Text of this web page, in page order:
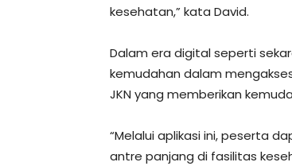
kesehatan,” kata David.
Dalam era digital seperti
kemudahan dalam
JKN yang memberikan
“Melalui aplikasi ini, peserta
antre panjang di fasilitas